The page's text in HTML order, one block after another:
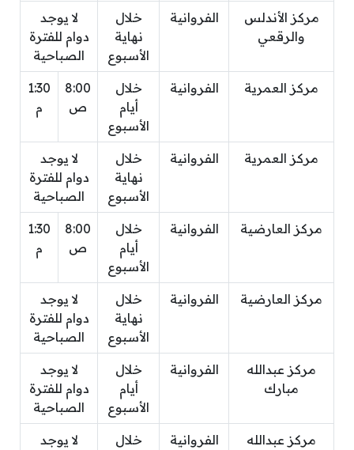
مركز الأندلس
والرقعي
الفروانية
خلال
نهاية
الأسبوع
لا يوجد
دوام للفترة
الصباحية
مركز العمرية الفروانية
خلال
أيام
الأسبوع
8:00
ص
1:30
م
مركز العمرية الفروانية
خلال
نهاية
الأسبوع
لا يوجد
دوام للفترة
الصباحية
مركز العارضية الفروانية
خلال
أيام
الأسبوع
8:00
ص
1:30
م
مركز العارضية الفروانية
خلال
نهاية
الأسبوع
لا يوجد
دوام للفترة
الصباحية
مركز عبدالله
مبارك
الفروانية
خلال
أيام
الأسبوع
لا يوجد
دوام للفترة
الصباحية
مركز عبدالله
الفروانية
خلال
لا يوجد